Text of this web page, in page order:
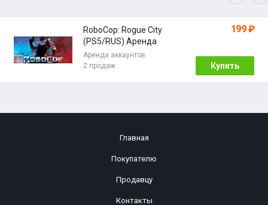
RoboCop: Rogue City
(PS5/RUS) Аренда
Аренда аккаунтов
2 продаж
199 ₽
Купить
Главная
Покупателю
Продавцу
Контакты